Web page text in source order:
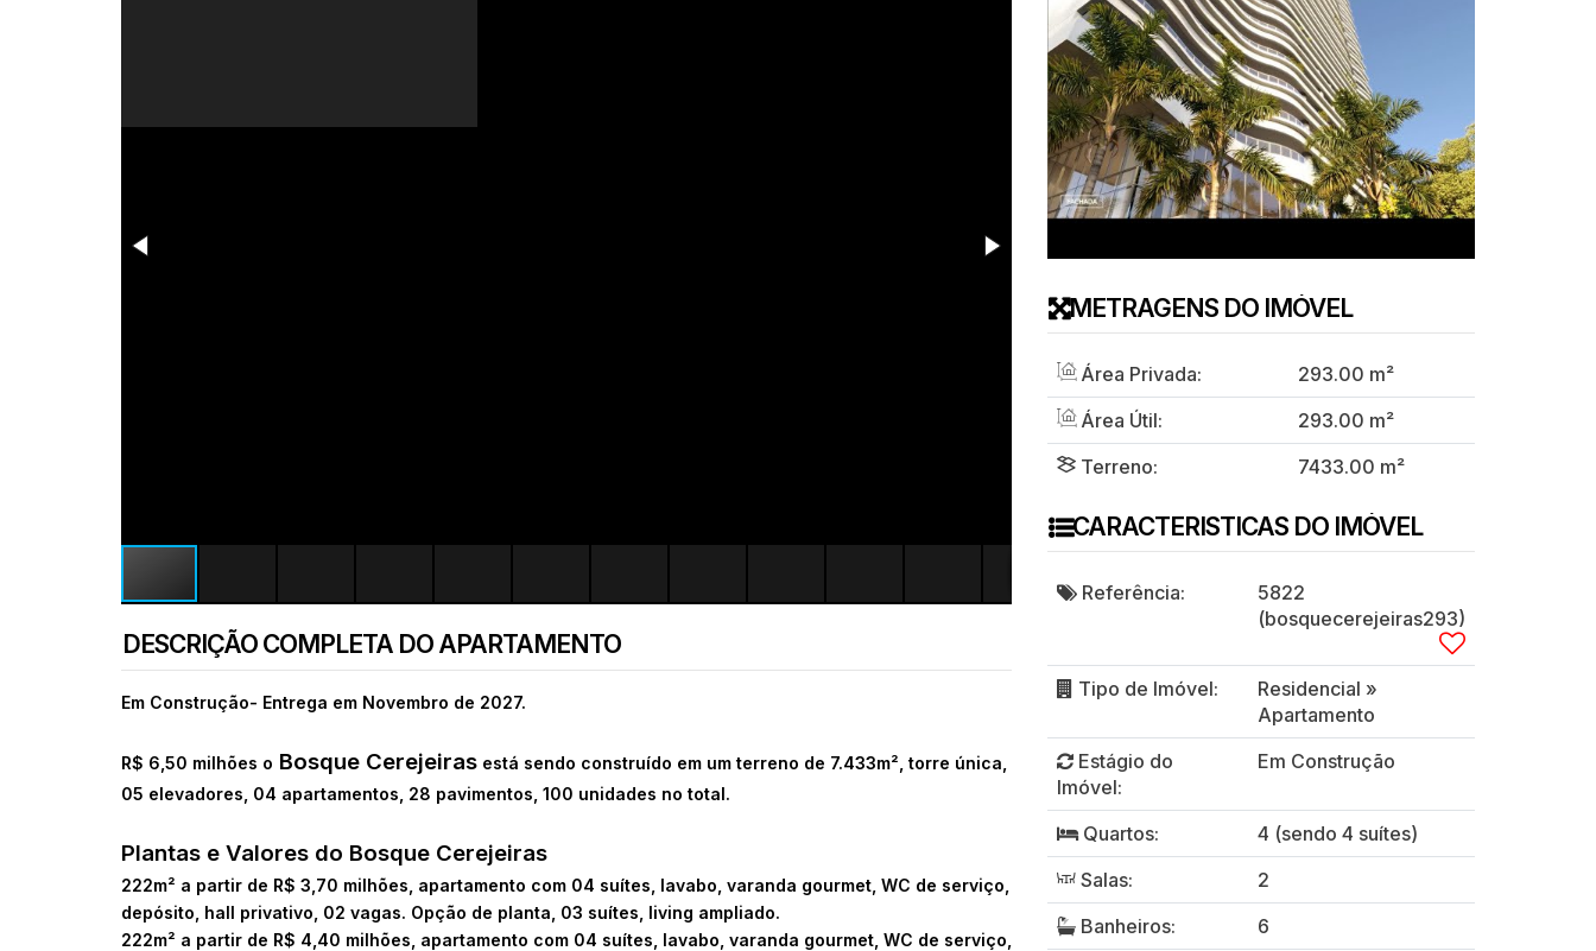
DESCRIÇÃO COMPLETA DO APARTAMENTO
Em Construção- Entrega em Novembro de 2027.
R$ 6,50 milhões o Bosque Cerejeiras está sendo construído em um terreno de 7.433m², torre única,
05 elevadores, 04 apartamentos, 28 pavimentos, 100 unidades no total.
Plantas e Valores do Bosque Cerejeiras
222m² a partir de R$ 3,70 milhões, apartamento com 04 suítes, lavabo, varanda gourmet, WC de serviço,
depósito, hall privativo, 02 vagas. Opção de planta, 03 suítes, living ampliado.
222m² a partir de R$ 4,40 milhões, apartamento com 04 suítes, lavabo, varanda gourmet, WC de serviço,
METRAGENS DO IMÓVEL
Área Privada: 293.00 m²
Área Útil:
293.00 m²
Terreno:
7433.00 m²
CARACTERISTICAS DO IMÓVEL
Referência:
5822
(bosquecerejeiras293)
Tipo de Imóvel: Residencial »
Apartamento
Estágio do
Imóvel:
Em Construção
Quartos:
4 (sendo 4 suítes)
Salas:
2
Banheiros:
6